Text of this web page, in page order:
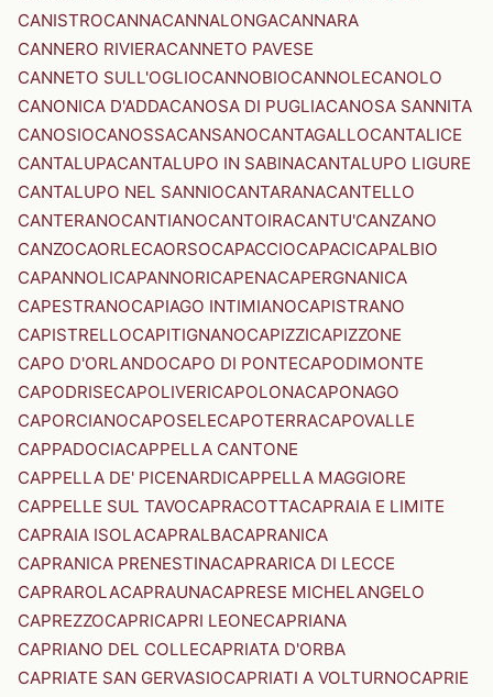
CANISTROCANNACANNALONGACANNARA
CANNERO RIVIERACANNETO PAVESE
CANNETO SULL'OGLIOCANNOBIOCANNOLECANOLO
CANONICA D'ADDACANOSA DI PUGLIACANOSA SANNITA
CANOSIOCANOSSACANSANOCANTAGALLOCANTALICE
CANTALUPACANTALUPO IN SABINACANTALUPO LIGURE
CANTALUPO NEL SANNIOCANTARANACANTELLO
CANTERANOCANTIANOCANTOIRACANTU'CANZANO
CANZOCAORLECAORSOCAPACCIOCAPACICAPALBIO
CAPANNOLICAPANNORICAPENACAPERGNANICA
CAPESTRANOCAPIAGO INTIMIANOCAPISTRANO
CAPISTRELLOCAPITIGNANOCAPIZZICAPIZZONE
CAPO D'ORLANDOCAPO DI PONTECAPODIMONTE
CAPODRISECAPOLIVERICAPOLONACAPONAGO
CAPORCIANOCAPOSELECAPOTERRACAPOVALLE
CAPPADOCIACAPPELLA CANTONE
CAPPELLA DE' PICENARDICAPPELLA MAGGIORE
CAPPELLE SUL TAVOCAPRACOTTACAPRAIA E LIMITE
CAPRAIA ISOLACAPRALBACAPRANICA
CAPRANICA PRENESTINACAPRARICA DI LECCE
CAPRAROLACAPRAUNACAPRESE MICHELANGELO
CAPREZZOCAPRICAPRI LEONECAPRIANA
CAPRIANO DEL COLLECAPRIATA D'ORBA
CAPRIATE SAN GERVASIOCAPRIATI A VOLTURNOCAPRIE